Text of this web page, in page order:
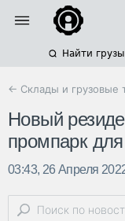
Найти грузы
← Склады и грузовые
Новый
промпарк
03:43, 26 Апреля